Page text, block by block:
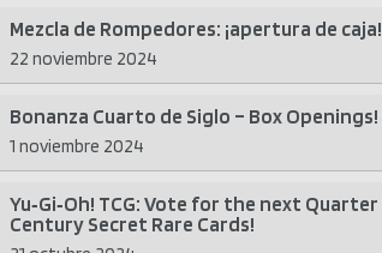
Mezcla de Rompedores: ¡apertura de caja!
22 noviembre 2024
Bonanza Cuarto de Siglo – Box Openings!
1 noviembre 2024
Yu‑Gi‑Oh! TCG: Vote for the next Quarter
Century Secret Rare Cards!